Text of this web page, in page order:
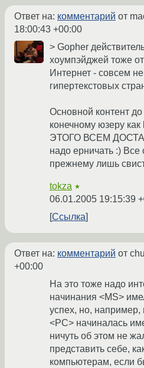
Ответ на: комментарий от
18:00:43 +00:00
> Gopher
хоумпэйджей тоже
Интернет - совсем не
гипертекстовых
Основной контент
конечному юзеру как
ЭТОГО ВСЕМ
надо ерничать :) Все
прежнему лишь
tokza ★
06.01.2005 19:15:39
Ссылка
Ответ на: комментарий от
+00:00
На это тоже надо
начинания <MS>
успех, но,
<PC> начиналась
ничуть об этом не
представить себе,
компьютерам, если